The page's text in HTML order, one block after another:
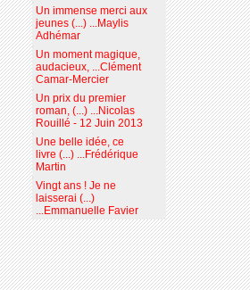
Un immense merci aux
jeunes (...) ...Maylis
Adhémar
Un moment magique,
audacieux, ...Clément
Camar-Mercier
Un prix du premier
roman, (...) ...Nicolas
Rouillé - 12 Juin 2013
Une belle idée, ce
livre (...) ...Frédérique
Martin
Vingt ans ! Je ne
laisserai (...)
...Emmanuelle Favier